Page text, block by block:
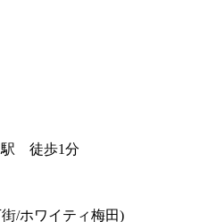
駅 徒歩1分
/ホワイティ梅田)